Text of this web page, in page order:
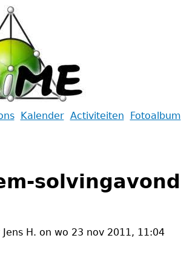
solvingavond
Jens H. on wo 23 nov 2011, 11:04
Kalender Activiteiten Fotoalbum